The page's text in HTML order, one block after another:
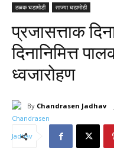
ठळक घडामोडी ताज्या घडामोडी
प्रजासत्ताक
दिनानिमित्त
ध्वजारोहण
By Chandrasen Jadhav